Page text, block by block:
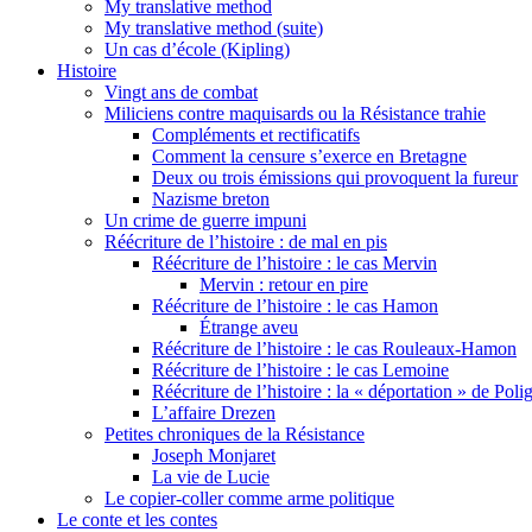
My translative method
My translative method (suite)
Un cas d’école (Kipling)
Histoire
Vingt ans de combat
Miliciens contre maquisards ou la Résistance trahie
Compléments et rectificatifs
Comment la censure s’exerce en Bretagne
Deux ou trois émissions qui provoquent la fureur
Nazisme breton
Un crime de guerre impuni
Réécriture de l’histoire : de mal en pis
Réécriture de l’histoire : le cas Mervin
Mervin : retour en pire
Réécriture de l’histoire : le cas Hamon
Étrange aveu
Réécriture de l’histoire : le cas Rouleaux-Hamon
Réécriture de l’histoire : le cas Lemoine
Réécriture de l’histoire : la « déportation » de
L’affaire Drezen
Petites chroniques de la Résistance
Joseph Monjaret
La vie de Lucie
Le copier-coller comme arme politique
Le conte et les contes